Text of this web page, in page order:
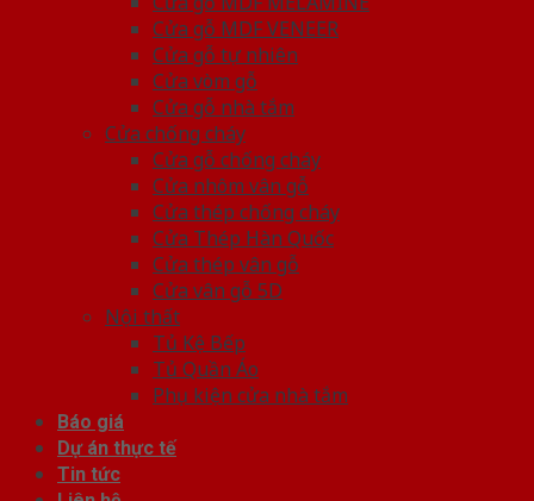
Cửa gỗ MDF VENEER
Cửa gỗ tự nhiên
Cửa vòm gỗ
Cửa gỗ nhà tắm
Cửa chống cháy
Cửa gỗ chống cháy
Cửa nhôm vân gỗ
Cửa thép chống cháy
Cửa Thép Hàn Quốc
Cửa thép vân gỗ
Cửa vân gỗ 5D
Nội thất
Tủ Kệ Bếp
Tủ Quần Áo
Phụ kiện cửa nhà tắm
Báo giá
Dự án thực tế
Tin tức